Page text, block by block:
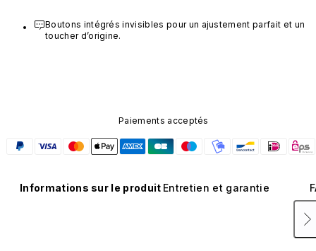
Boutons intégrés invisibles pour un ajustement parfait et un
toucher d’origine.
Paiements acceptés
Informations sur le produit Entretien et garantie